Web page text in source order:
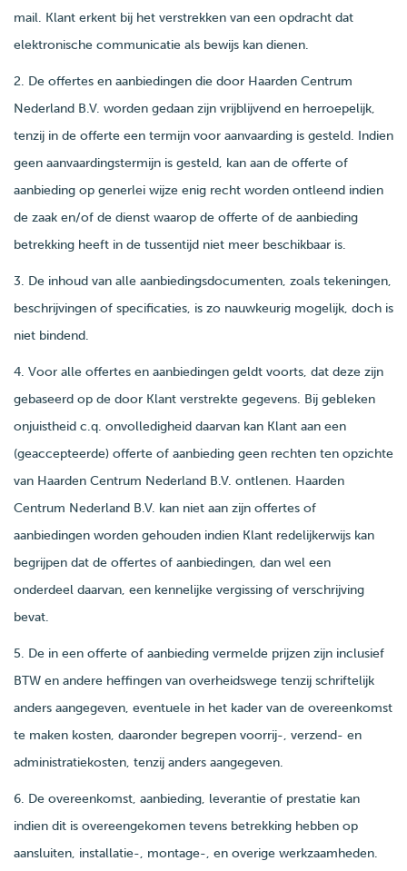
mail. Klant erkent bij het verstrekken van een opdracht dat
elektronische communicatie als bewijs kan dienen.
2. De offertes en aanbiedingen die door Haarden Centrum
Nederland B.V. worden gedaan zijn vrijblijvend en herroepelijk,
tenzij in de offerte een termijn voor aanvaarding is gesteld. Indien
geen aanvaardingstermijn is gesteld, kan aan de offerte of
aanbieding op generlei wijze enig recht worden ontleend indien
de zaak en/of de dienst waarop de offerte of de aanbieding
betrekking heeft in de tussentijd niet meer beschikbaar is.
3. De inhoud van alle aanbiedingsdocumenten, zoals tekeningen,
beschrijvingen of specificaties, is zo nauwkeurig mogelijk, doch is
niet bindend.
4. Voor alle offertes en aanbiedingen geldt voorts, dat deze zijn
gebaseerd op de door Klant verstrekte gegevens. Bij gebleken
onjuistheid c.q. onvolledigheid daarvan kan Klant aan een
(geaccepteerde) offerte of aanbieding geen rechten ten opzichte
van Haarden Centrum Nederland B.V. ontlenen. Haarden
Centrum Nederland B.V. kan niet aan zijn offertes of
aanbiedingen worden gehouden indien Klant redelijkerwijs kan
begrijpen dat de offertes of aanbiedingen, dan wel een
onderdeel daarvan, een kennelijke vergissing of verschrijving
bevat.
5. De in een offerte of aanbieding vermelde prijzen zijn inclusief
BTW en andere heffingen van overheidswege tenzij schriftelijk
anders aangegeven, eventuele in het kader van de overeenkomst
te maken kosten, daaronder begrepen voorrij-, verzend- en
administratiekosten, tenzij anders aangegeven.
6. De overeenkomst, aanbieding, leverantie of prestatie kan
indien dit is overeengekomen tevens betrekking hebben op
aansluiten, installatie-, montage-, en overige werkzaamheden.